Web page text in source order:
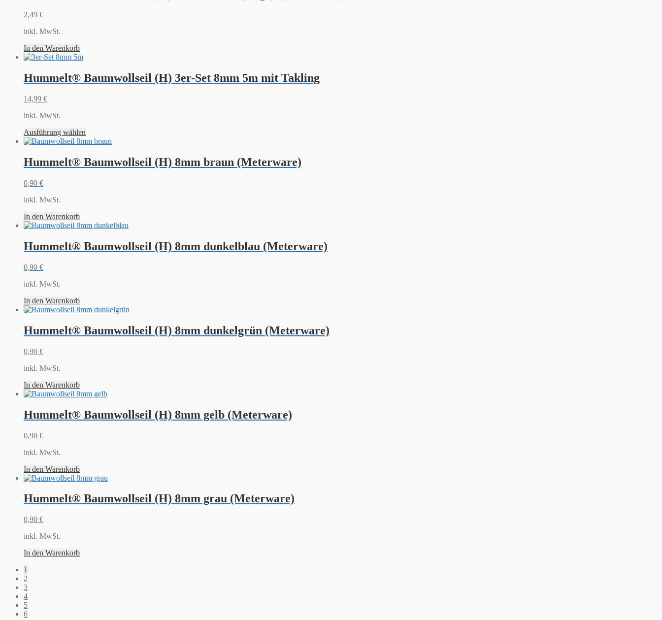
2,49 €
inkl. MwSt.
In den Warenkorb
Hummelt® Baumwollseil (H) 3er-Set 8mm 5m mit Takling
14,99 €
inkl. MwSt.
Ausführung wählen
Hummelt® Baumwollseil (H) 8mm braun (Meterware)
0,90 €
inkl. MwSt.
In den Warenkorb
Hummelt® Baumwollseil (H) 8mm dunkelblau (Meterware)
0,90 €
inkl. MwSt.
In den Warenkorb
Hummelt® Baumwollseil (H) 8mm dunkelgrün (Meterware)
0,90 €
inkl. MwSt.
In den Warenkorb
Hummelt® Baumwollseil (H) 8mm gelb (Meterware)
0,90 €
inkl. MwSt.
In den Warenkorb
Hummelt® Baumwollseil (H) 8mm grau (Meterware)
0,90 €
inkl. MwSt.
In den Warenkorb
1
2
3
4
5
6